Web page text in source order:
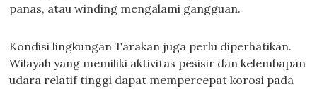
panas, atau winding mengalami gangguan.
Kondisi lingkungan Tarakan juga perlu diperhatikan.
Wilayah yang memiliki aktivitas pesisir dan kelembapan
udara relatif tinggi dapat mempercepat korosi pada